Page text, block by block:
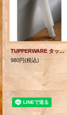
TUPPERWARE タッパーウェア ローリングピン/のし棒
980円(税込)